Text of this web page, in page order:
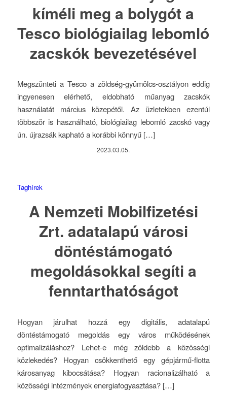
kíméli meg a bolygót a
Tesco biológiailag lebomló
zacskók bevezetésével
Megszünteti a Tesco a zöldség-gyümölcs-osztályon eddig
ingyenesen elérhető, eldobható műanyag zacskók
használatát március közepétől. Az üzletekben ezentúl
többször is használható, biológiailag lebomló zacskó vagy
ún. újrazsák kapható a korábbi könnyű […]
2023.03.05.
Taghírek
A Nemzeti Mobilfizetési
Zrt. adatalapú városi
döntéstámogató
megoldásokkal segíti a
fenntarthatóságot
Hogyan járulhat hozzá egy digitális, adatalapú
döntéstámogató megoldás egy város működésének
optimalizáláshoz? Lehet-e még zöldebb a közösségi
közlekedés? Hogyan csökkenthető egy gépjármű-flotta
károsanyag kibocsátása? Hogyan racionalizálható a
közösségi intézmények energiafogyasztása? […]